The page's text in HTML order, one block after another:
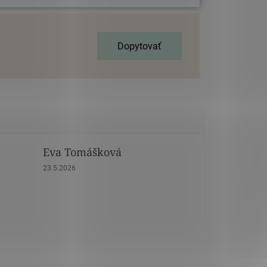
Dopytovať
Eva Tomášková
Hodnotenie obchodu je 5 z 5 hviezdičiek.
23.5.2026